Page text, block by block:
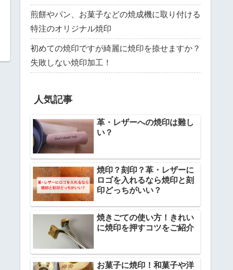
煎餅やパン、お菓子などの焼成機に取り付ける
特注のオリジナル焼印
初めての焼印ですが綺麗に焼印を捺せますか？
失敗しない焼印加工！
人気記事
革・レザーへの焼印は難し
い？
焼印？刻印？革・レザーに
ロゴを入れるなら焼印と刻
印どっちがいい？
焼きごての使い方！きれい
に焼印を押すコツをご紹介
お菓子に焼印！和菓子や洋